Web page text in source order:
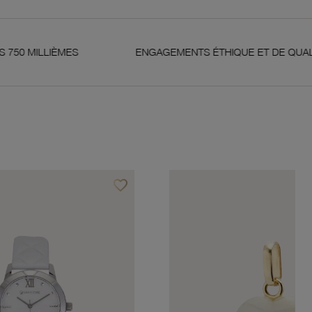
ENGAGEMENTS ÉTHIQUE ET DE QUALITÉ
favorite_borderAjouter à vos favoris